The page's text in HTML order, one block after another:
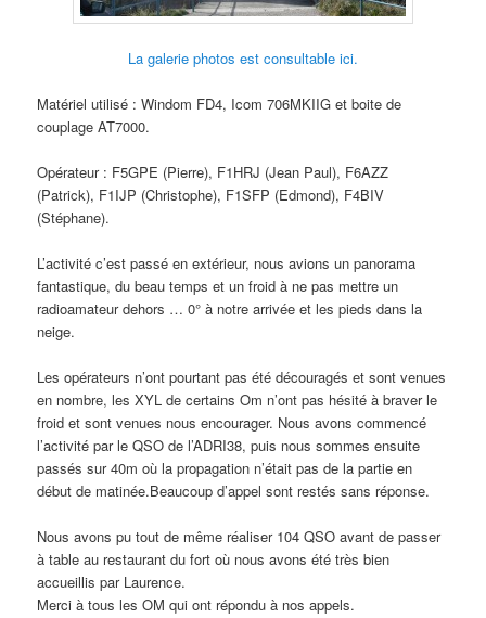
La galerie photos est consultable ici.
Matériel utilisé : Windom FD4, Icom 706MKIIG et boite de
couplage AT7000.
Opérateur : F5GPE (Pierre), F1HRJ (Jean Paul), F6AZZ
(Patrick), F1IJP (Christophe), F1SFP (Edmond), F4BIV
(Stéphane).
L’activité c’est passé en extérieur, nous avions un panorama
fantastique, du beau temps et un froid à ne pas mettre un
radioamateur dehors … 0° à notre arrivée et les pieds dans la
neige.
Les opérateurs n’ont pourtant pas été découragés et sont venues
en nombre, les XYL de certains Om n’ont pas hésité à braver le
froid et sont venues nous encourager. Nous avons commencé
l’activité par le QSO de l’ADRI38, puis nous sommes ensuite
passés sur 40m où la propagation n’était pas de la partie en
début de matinée.Beaucoup d’appel sont restés sans réponse.
Nous avons pu tout de même réaliser 104 QSO avant de passer
à table au restaurant du fort où nous avons été très bien
accueillis par Laurence.
Merci à tous les OM qui ont répondu à nos appels.